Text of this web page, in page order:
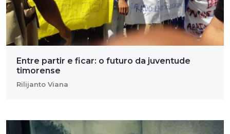
Entre partir e ficar: o futuro da juventude
timorense
Rilijanto Viana